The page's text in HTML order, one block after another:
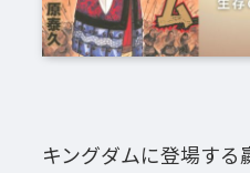
キングダムに登場す